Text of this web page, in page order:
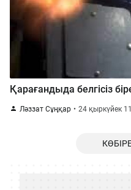
Қарағандыда белгісіз
Ләззат Сұңқар 24 қыркүйек